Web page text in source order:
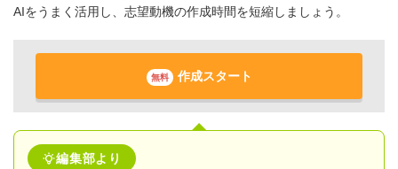
AIをうまく活用し、志望動機の作成時間を短縮しましょう。
無料 作成スタート
編集部より